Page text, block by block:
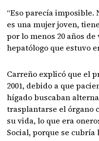
“Eso parecía imposible.
es una mujer joven,
por lo menos 20 años
hepatólogo que estuvo
Carreño explicó que el
2001, debido a que
hígado buscaban
trasplantarse el órgano
su vida, lo que era
Social, porque se